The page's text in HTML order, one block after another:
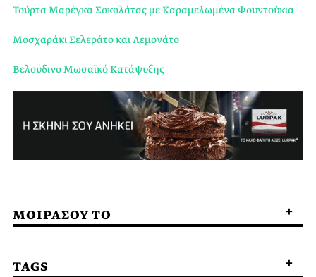
Τούρτα Μαρέγκα Σοκολάτας με Καραμελωμένα Φουντούκια
Μοσχαράκι Σελεράτο και Λεμονάτο
Βελούδινο Μωσαϊκό Κατάψυξης
ΜΟΙΡΑΣΟΥ ΤΟ
TAGS